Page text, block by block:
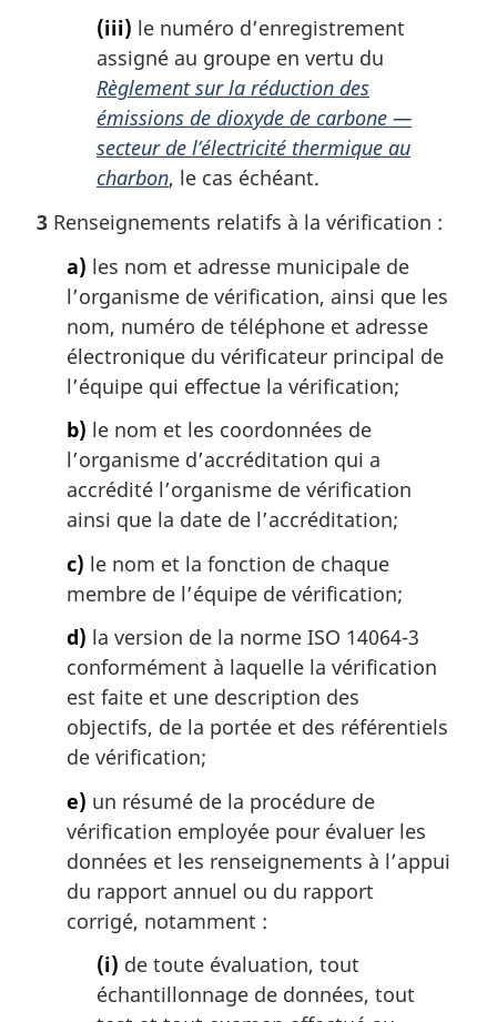
(iii) le numéro d’enregistrement
assigné au groupe en vertu du
Règlement sur la réduction des
émissions de dioxyde de carbone —
secteur de l’électricité thermique au
charbon, le cas échéant.
3 Renseignements relatifs à la vérification :
a) les nom et adresse municipale de
l’organisme de vérification, ainsi que les
nom, numéro de téléphone et adresse
électronique du vérificateur principal de
l’équipe qui effectue la vérification;
b) le nom et les coordonnées de
l’organisme d’accréditation qui a
accrédité l’organisme de vérification
ainsi que la date de l’accréditation;
c) le nom et la fonction de chaque
membre de l’équipe de vérification;
d) la version de la norme ISO 14064-3
conformément à laquelle la vérification
est faite et une description des
objectifs, de la portée et des référentiels
de vérification;
e) un résumé de la procédure de
vérification employée pour évaluer les
données et les renseignements à l’appui
du rapport annuel ou du rapport
corrigé, notamment :
(i) de toute évaluation, tout
échantillonnage de données, tout